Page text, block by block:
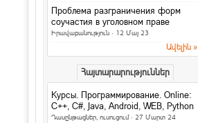
3 գաղտնիք, որոնք տղամարդիկ
երբեք չեն բարձրաձայնում
տվյալների մշակման
կենտրոնը կաշխատի
քամու...
Համացանց ·rafoaper777
Проблема разграничения форм
соучастия в уголовном праве
Իրավաբանություն · 12 Մայ 23
Ավելին »
Հայտարարություններ
Курсы. Программирование. Online:
C++, C#, Java, Android, WEB, Python
Դասընթացներ, ուսուցում· 27 Մարտ 24